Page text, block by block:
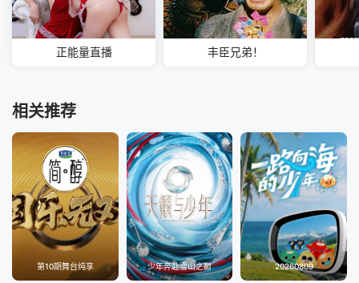
正能量直播 丰臣兄弟！
相关推荐
第10期舞台纯享 少年奔赴雪山之巅 20260809